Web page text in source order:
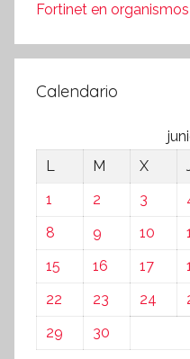
Fortinet en
Calendario
L
M X
1
2 3
8
9 10
15
16 17
22
23 24
29
30